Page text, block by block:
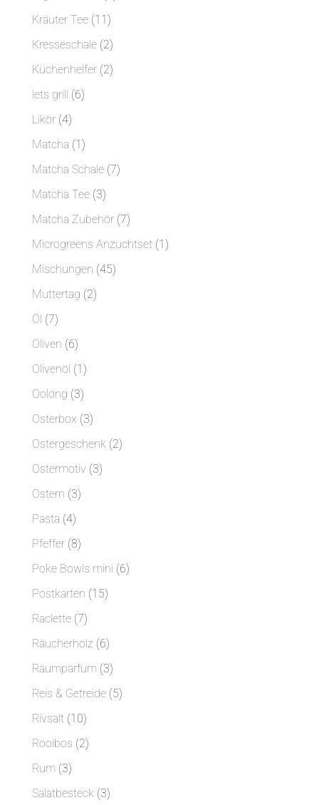
Kräuter Tee 1111
Produkte
Kresseschale 22
Produkte
Küchenhelfer 22
lets grill 66
Likör 44
Produkte
Matcha 11
Produkt
Matcha Schale 77
Matcha Tee 33
Produkte
Matcha Zubehör 77
Produkte
Microgreens Anzuchtset 11
Mischungen 4545
Muttertag 22
Öl 77
Produkte
Oliven 66
Produkte
Olivenöl 11
Produkt
Oolong 33
Produkte
Osterbox 33
Produkte
Ostergeschenk 22
Ostermotiv 33
Ostern 33
Pasta 44
Produkte
Pfeffer 88
Produkte
Poke Bowls mini 66
Postkarten 1515
Raclette 77
Produkte
Räucherholz 66
Produkte
Raumparfum 33
Produkte
Reis & Getreide 55
Rivsalt 1010
Produkte
Rooibos 22
Rum 33
Produkte
Salatbesteck 33